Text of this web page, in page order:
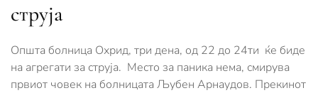
струја
Општа болница Охрид, три дена, од 22 до 24ти ќе биде
на агрегати за струја. Место за паника нема, смирува
првиот човек на болницата Љубен Арнаудов. Прекинот